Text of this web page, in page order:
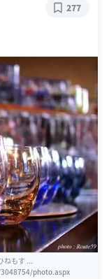
277
ねもす ...
photo.aspx